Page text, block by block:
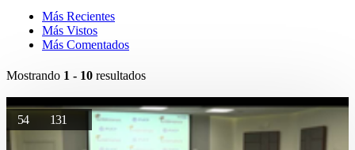
Más Recientes
Más Vistos
Más Comentados
Mostrando 1 - 10 resultados
54 131